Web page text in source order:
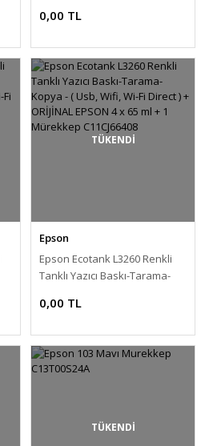
WiFi, Wi-Fi Direct) + ORİJİNAL
0,00 TL
TÜKENDİ
Epson
Epson Ecotank L3260 Renkli
Tanklı Yazıcı Baskı-Tarama-
) + ORİJİNAL EPSON 4 x 65 ml +
0,00 TL
TÜKENDİ